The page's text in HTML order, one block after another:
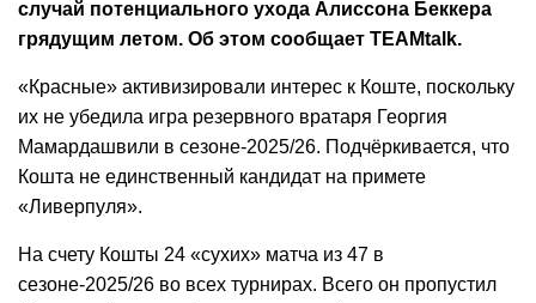
случай потенциального ухода Алиссона Беккера
грядущим летом. Об этом сообщает TEAMtalk.
«Красные» активизировали интерес к Коште, поскольку
их не убедила игра резервного вратаря Георгия
Мамардашвили в сезоне-2025/26. Подчёркивается, что
Кошта не единственный кандидат на примете
«Ливерпуля».
На счету Кошты 24 «сухих» матча из 47 в
сезоне-2025/26 во всех турнирах. Всего он пропустил